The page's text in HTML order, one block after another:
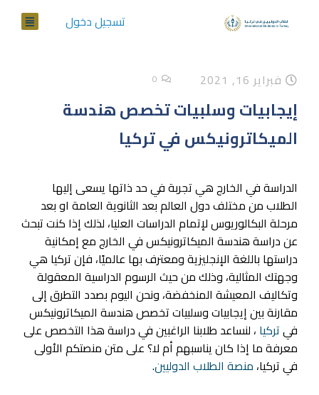
تسجيل دخول
فبراير 16, 2021 0
إيجابيات وسلبيات تخصص هندسة
الميكاترونيكس في تركيا
الدراسة في الخارج هي تجربة في حد ذاتها يسعى إليها
الطلاب من مختلف دول العالم بعد الثانوية العامة او بعد
مرحلة البكالوريوس لإتمام الدراسات العليا، لذلك إذا كنت تبحث
عن دراسة هندسة الميكاترونيكس في الخارج مع إمكانية
دراستها باللغة الإنجليزية ومعترف بها عالميًا، فإن تركيا هي
وجهتك المثالية، وذلك من حيث الرسوم الدراسية المعقولة
وتكاليف المعيشة المنخفضة، ونحن اليوم بصدد التطرق إلى
مقارنة بين إيجابيات وسلبيات تخصص هندسة الميكاترونيكس
فيتركيا ، لنساعد طلابنا الراغبين في دراسة هذا التخصص على
معرفة ما إذا كان يناسبهم أم لا؟ على متن منصتكم الأولى
في تركيا، منصة الطلاب الدوليين.